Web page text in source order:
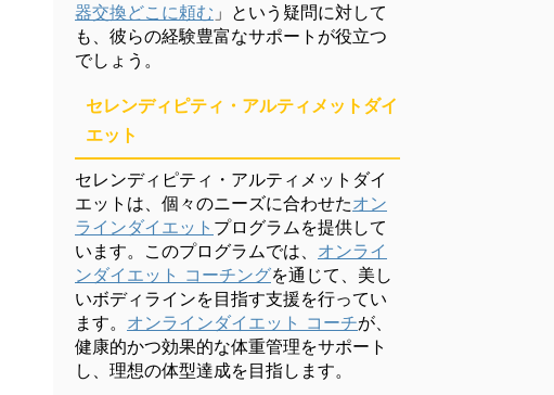
器交換どこに頼む 」という疑問に対して
も、彼らの経験豊富なサポートが役立つ
でしょう。
セレンディピティ・アルティメットダイ
エット
セレンディピティ・アルティメットダイ
エットは、個々のニーズに合わせたオン
ラインダイエット プログラムを提供して
います。このプログラムでは、 オンライ
ンダイエット コーチングを通じて、美し
いボディラインを目指す支援を行ってい
ます。 オンラインダイエット コーチが、
健康的かつ効果的な体重管理をサポート
し、理想の体型達成を目指します。